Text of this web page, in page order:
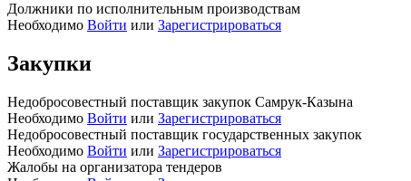
Должники по исполнительным производствам
Необходимо Войти или Зарегистрироваться
Закупки
Недобросовестный поставщик закупок Самрук-Казына
Необходимо Войти или Зарегистрироваться
Недобросовестный поставщик государственных закупок
Необходимо Войти или Зарегистрироваться
Жалобы на организатора тендеров